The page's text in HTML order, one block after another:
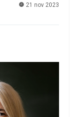
21 nov 2023